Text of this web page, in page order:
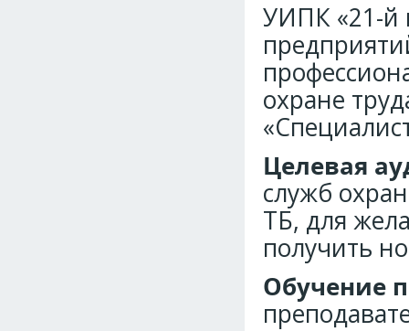
УИПК «21-й
охране
Целевая
служб
ТБ, для
получить
Обучение